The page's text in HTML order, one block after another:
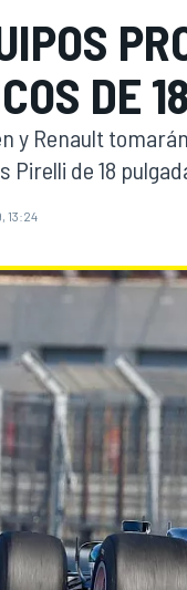
DE
y Renault
de 18
13:24